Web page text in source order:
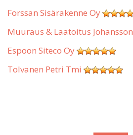
Forssan Sisärakenne Oy
Muuraus & Laatoitus Johansson
Espoon Siteco Oy
Tolvanen Petri Tmi